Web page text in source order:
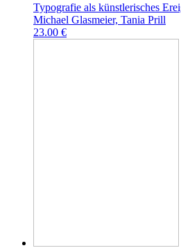
Typografie als künstlerisches
Michael Glasmeier, Tania Prill
23.00 €